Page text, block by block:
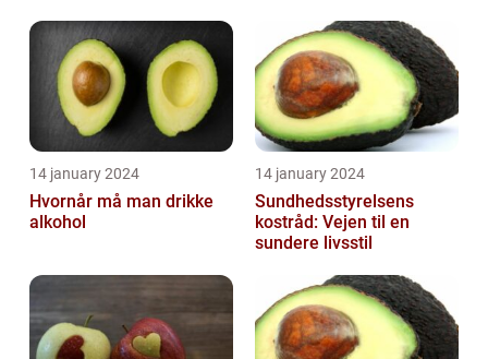
14 january 2024
Hvornår må man drikke
alkohol
14 january 2024
Sundhedsstyrelsens
kostråd: Vejen til en
sundere livsstil